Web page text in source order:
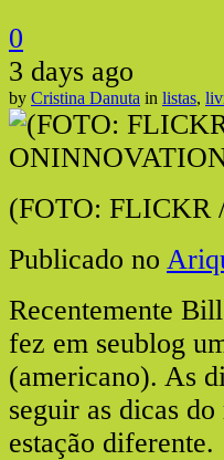
0
3 days ago
by Cristina Danuta in listas,
(FOTO: FLICKR
Publicado no
Recentemente
fez em seublog
(americano). As
seguir as dicas
estação diferente.